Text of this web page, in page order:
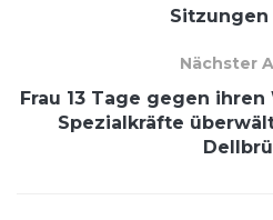
Sitzungen
Nächster
Frau 13 Tage gegen
Spezialkräfte